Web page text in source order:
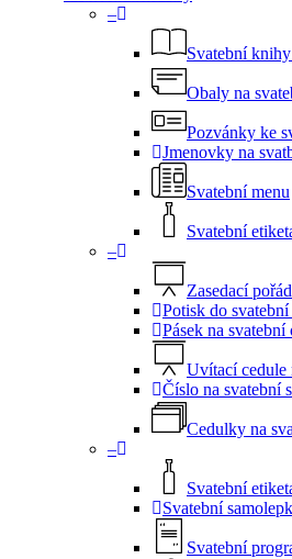
–
Svatební
Obaly na
Pozvánky ke
Jmenovky na
Svatební menu
Svatební
–
Zasedací
Potisk do
Pásek na svatební
Uvítací cedule
Číslo na svatební
Cedulky na
–
Svatební
Svatební
Svatební